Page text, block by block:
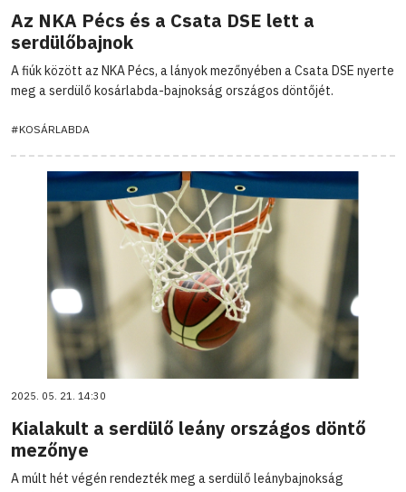
Az NKA Pécs és a Csata DSE lett a
serdülőbajnok
A fiúk között az NKA Pécs, a lányok mezőnyében a Csata DSE nyerte
meg a serdülő kosárlabda-bajnokság országos döntőjét.
#KOSÁRLABDA
2025. 05. 21. 14:30
Kialakult a serdülő leány országos döntő
mezőnye
A múlt hét végén rendezték meg a serdülő leánybajnokság